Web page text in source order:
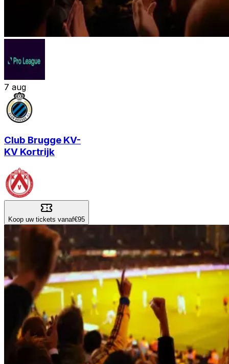
7 aug
Club Brugge KV-
KV Kortrijk
Koop uw tickets vanaf€95